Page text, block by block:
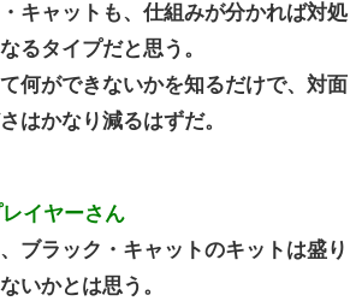
キャットも、仕組みが分かれば対処
るタイプだと思う。
何ができないかを知るだけで、対面
はかなり減るはずだ。
イヤーさん
ブラック・キャットのキットは盛り
いかとは思う。